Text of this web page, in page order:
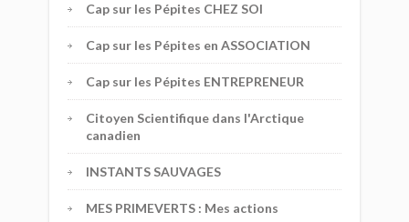
Cap sur les Pépites CHEZ SOI
Cap sur les Pépites en ASSOCIATION
Cap sur les Pépites ENTREPRENEUR
Citoyen Scientifique dans l'Arctique
canadien
INSTANTS SAUVAGES
MES PRIMEVERTS : Mes actions